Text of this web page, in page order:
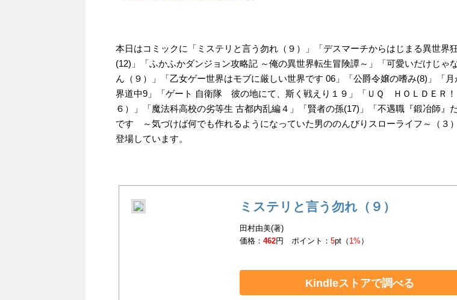
本日はコミックに「ミステリと言う勿れ（９）」「デスマーチからはじまる異世界
(12)」「ふかふかダンジョン攻略記 ～俺の異世界転生冒険譚～」「可愛いだけじゃ
ん（９）」「乙女ゲー世界はモブに厳しい世界です 06」「公爵令嬢の嗜み(8)」「
界道中9」「ゲート 自衛隊 彼の地にて、斯く戦えり１９」「ＵＱ ＨＯＬＤＥＲ！
６）」「魔法科高校の劣等生 古都内乱編４」「賢者の孫(17)」「不遇職『鍛冶師』
です ～気づけば何でも作れるようになっていた男ののんびりスローライフ～（３
登場しています。
ミステリと言う勿れ（９）
田村由美(著)
価格：462円 ポイント：5pt（ 1% ）
Kindleストアで調べる